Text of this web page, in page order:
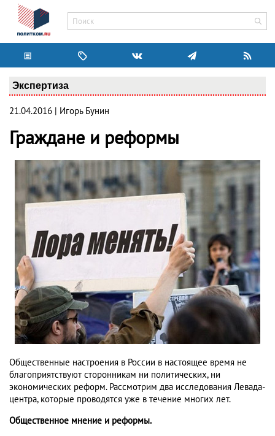
Экспертиза
21.04.2016 | Игорь Бунин
Граждане и реформы
Общественные настроения в России в настоящее время не
благоприятствуют сторонникам ни политических, ни
экономических реформ. Рассмотрим два исследования Левада-
центра, которые проводятся уже в течение многих лет.
Общественное мнение и реформы.